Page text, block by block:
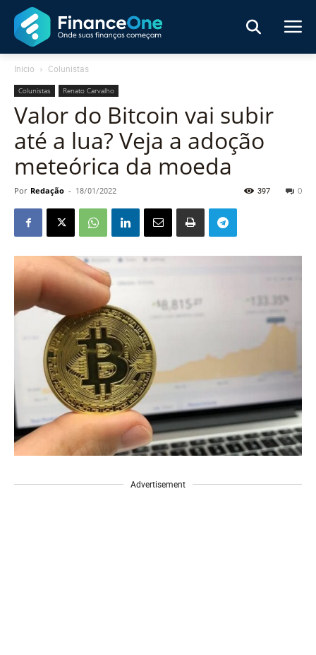
Início Colunistas
Colunistas Renato Carvalho
Valor do Bitcoin vai subir
até a lua? Veja a adoção
meteórica da moeda
Por Redação - 18/01/2022 0
397
Advertisement